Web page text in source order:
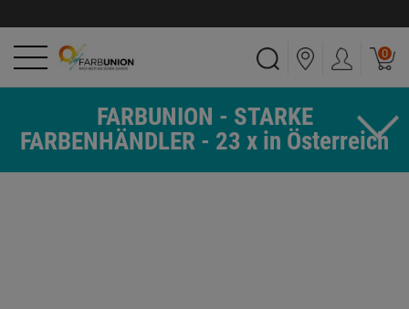
0
FARBUNION - STARKE
FARBENHÄNDLER - 23 x in Österreich